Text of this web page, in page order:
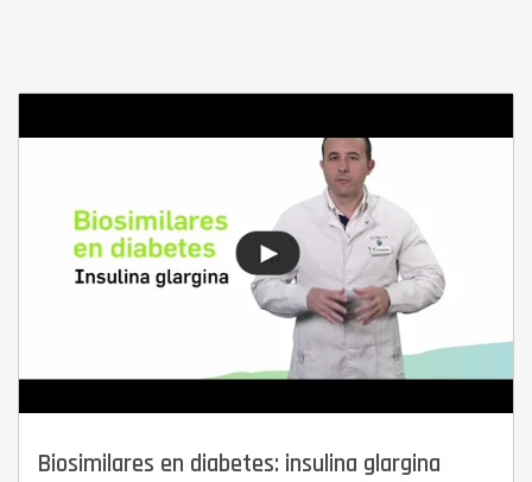
Biosimilares en diabetes: insulina glargina